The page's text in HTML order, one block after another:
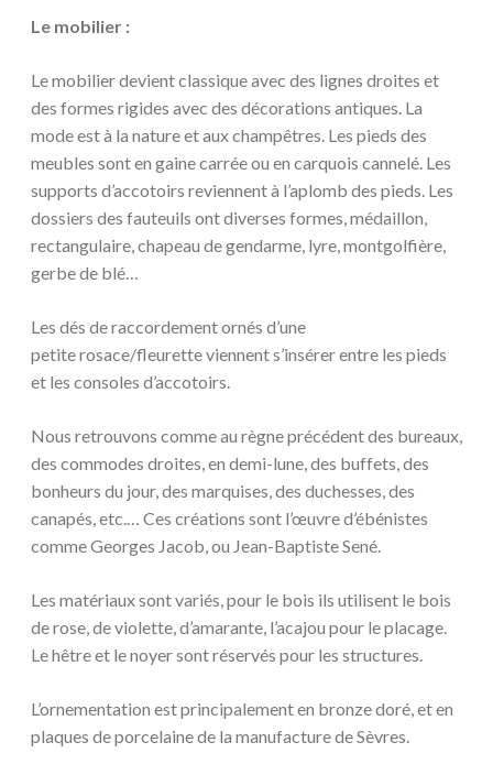
Le mobilier :
Le mobilier devient classique avec des lignes droites et
des formes rigides avec des décorations antiques. La
mode est à la nature et aux champêtres. Les pieds des
meubles sont en gaine carrée ou en carquois cannelé. Les
supports d’accotoirs reviennent à l’aplomb des pieds. Les
dossiers des fauteuils ont diverses formes, médaillon,
rectangulaire, chapeau de gendarme, lyre, montgolfière,
gerbe de blé…
Les dés de raccordement ornés d’une
petite rosace/fleurette viennent s’insérer entre les pieds
et les consoles d’accotoirs.
Nous retrouvons comme au règne précédent des bureaux,
des commodes droites, en demi-lune, des buffets, des
bonheurs du jour, des marquises, des duchesses, des
canapés, etc.… Ces créations sont l’œuvre d’ébénistes
comme Georges Jacob, ou Jean-Baptiste Sené.
Les matériaux sont variés, pour le bois ils utilisent le bois
de rose, de violette, d’amarante, l’acajou pour le placage.
Le hêtre et le noyer sont réservés pour les structures.
L’ornementation est principalement en bronze doré, et en
plaques de porcelaine de la manufacture de Sèvres.